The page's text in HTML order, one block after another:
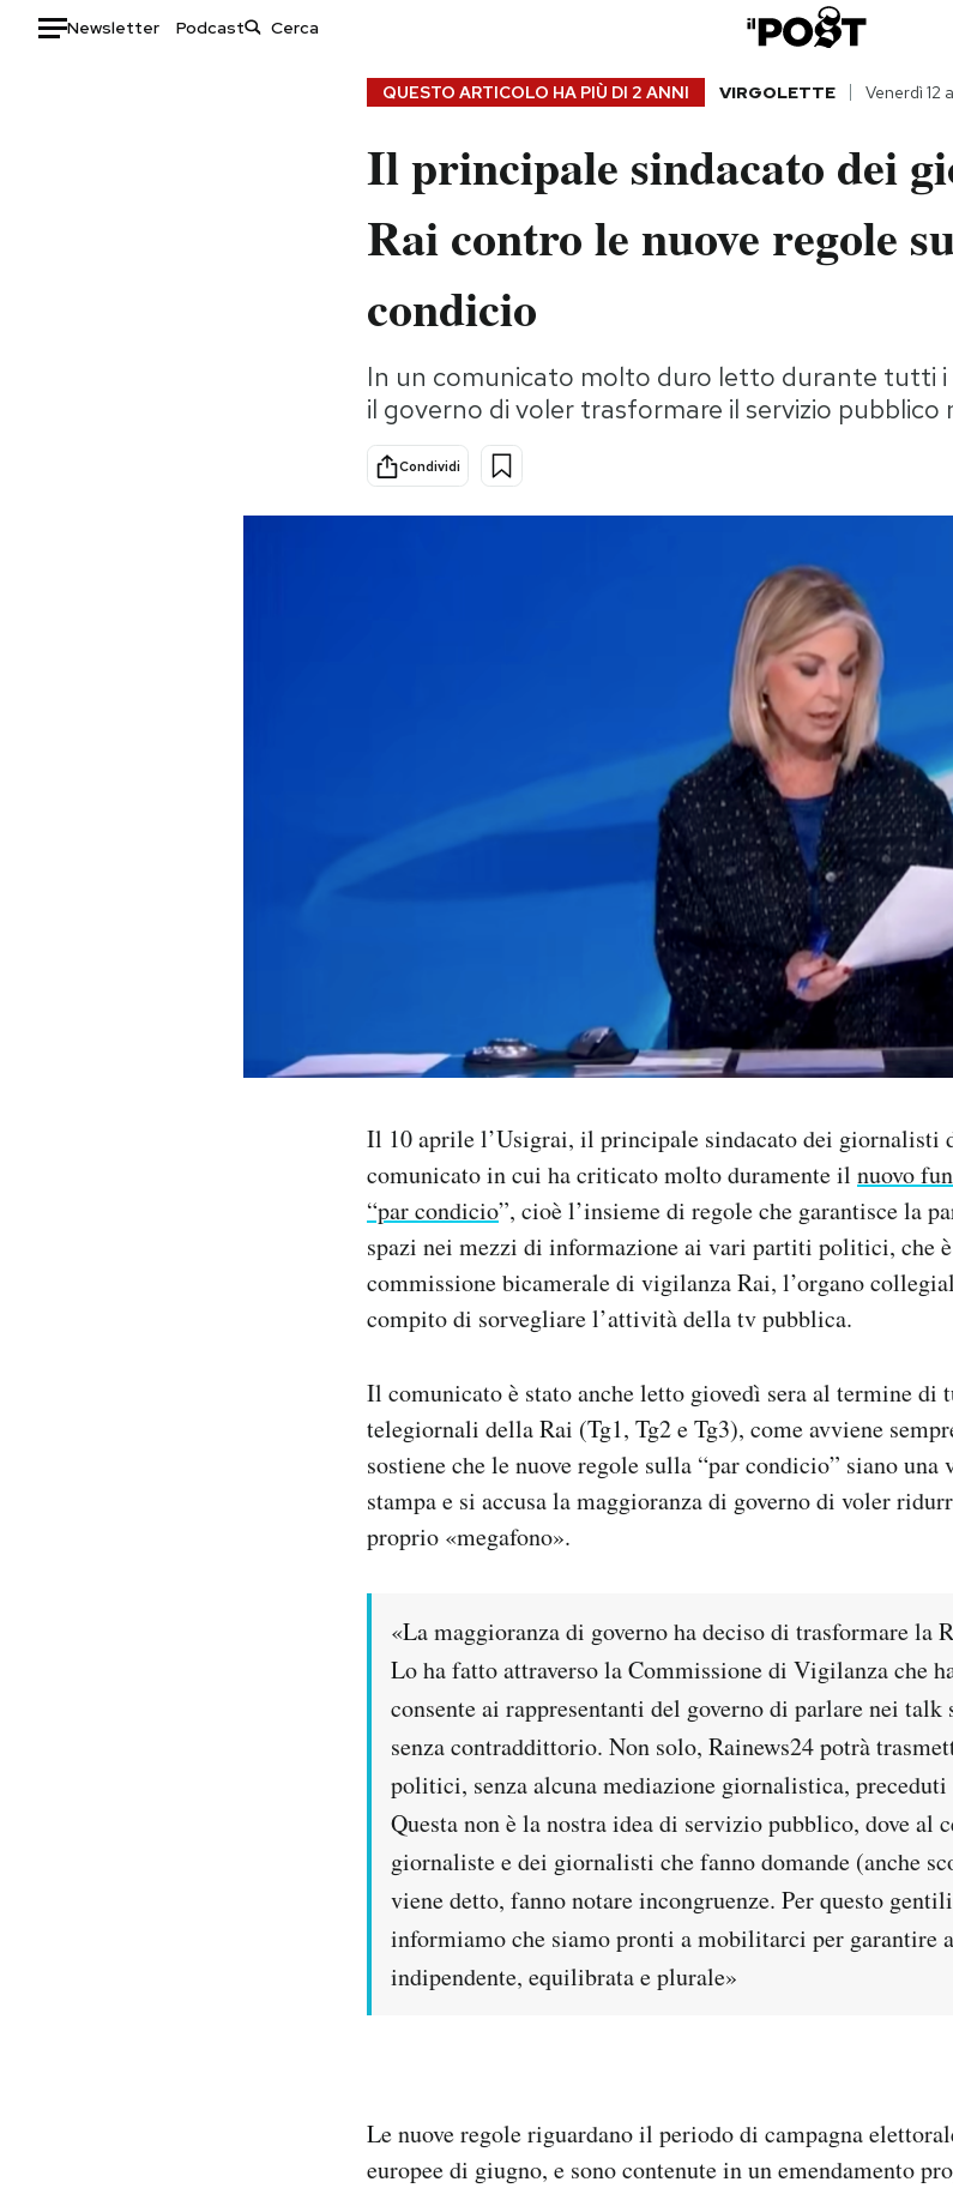
Newsletter Podcast
Storie/Idee
Mondiali calcio 2026
QUESTO ARTICOLO HA PIÙ DI 2 ANNI VIRGOLETTE Venerdì 12
Il principale sindacato dei
Rai contro le nuove regole
condicio
In un comunicato molto duro letto durante tutti i
il governo di voler trasformare il servizio
Condividi
Il 10 aprile l’Usigrai, il principale sindacato dei giornalisti
comunicato in cui ha criticato molto duramente il nuovo
“par condicio”, cioè l’insieme di regole che garantisce la
spazi nei mezzi di informazione ai vari partiti politici, che
commissione bicamerale di vigilanza Rai, l’organo
compito di sorvegliare l’attività della tv pubblica.
Il comunicato è stato anche letto giovedì sera al termine
telegiornali della Rai (Tg1, Tg2 e Tg3), come avviene
sostiene che le nuove regole sulla “par condicio” siano
stampa e si accusa la maggioranza di governo di voler
proprio «megafono».
«La maggioranza di governo ha deciso di trasformare la
Lo ha fatto attraverso la Commissione di Vigilanza che
consente ai rappresentanti del governo di parlare nei
senza contraddittorio. Non solo, Rainews24 potrà
politici, senza alcuna mediazione giornalistica, preceduti
Questa non è la nostra idea di servizio pubblico, dove al
giornaliste e dei giornalisti che fanno domande (anche
viene detto, fanno notare incongruenze. Per questo
informiamo che siamo pronti a mobilitarci per garantire
indipendente, equilibrata e plurale»
Le nuove regole riguardano il periodo di campagna
europee di giugno, e sono contenute in un emendamento